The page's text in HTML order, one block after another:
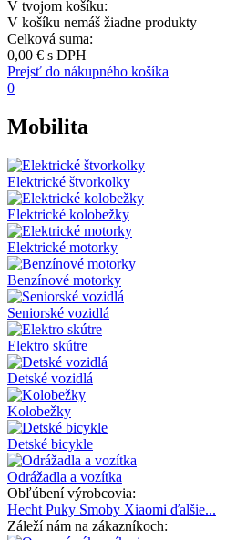
V tvojom košíku:
V košíku nemáš žiadne produkty
Celková suma:
0,00 € s DPH
Prejsť do nákupného košíka
0
Mobilita
Elektrické štvorkolky
Elektrické kolobežky
Elektrické motorky
Benzínové motorky
Seniorské vozidlá
Elektro skútre
Detské vozidlá
Kolobežky
Detské bicykle
Odrážadla a vozítka
Obľúbení výrobcovia:
Hecht Puky Smoby Xiaomi ďalšie...
Záleží nám na zákazníkoch: